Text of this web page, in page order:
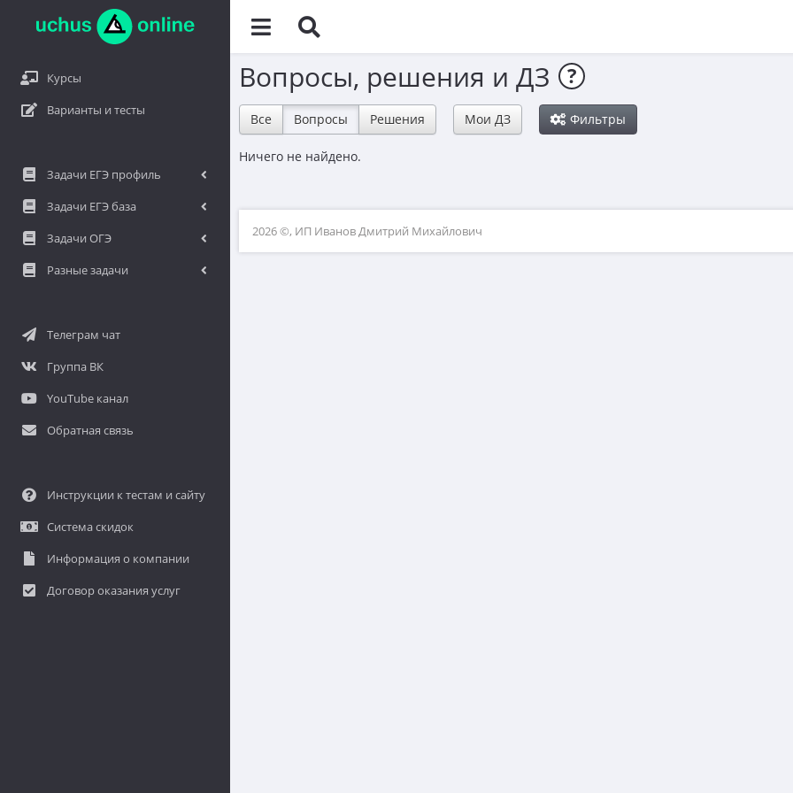
Курсы
Варианты и тесты
Задачи ЕГЭ профиль
Задачи ЕГЭ база
Задачи ОГЭ
Разные задачи
Телеграм чат
Группа ВК
YouTube канал
Обратная связь
Инструкции к тестам и сайту
Система скидок
Информация о компании
Договор оказания услуг
Вопросы, решения и ДЗ ?
Все Вопросы Решения Мои ДЗ Фильтры
Ничего не найдено.
2026 ©, ИП Иванов Дмитрий Михайлович